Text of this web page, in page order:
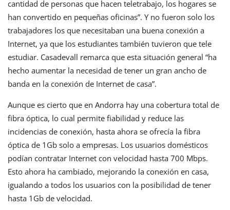
cantidad de personas que hacen teletrabajo, los hogares se
han convertido en pequeñas oficinas”. Y no fueron solo los
trabajadores los que necesitaban una buena conexión a
Internet, ya que los estudiantes también tuvieron que tele
estudiar. Casadevall remarca que esta situación general “ha
hecho aumentar la necesidad de tener un gran ancho de
banda en la conexión de Internet de casa”.
Aunque es cierto que en Andorra hay una cobertura total de
fibra óptica, lo cual permite fiabilidad y reduce las
incidencias de conexión, hasta ahora se ofrecía la fibra
óptica de 1Gb solo a empresas. Los usuarios domésticos
podían contratar Internet con velocidad hasta 700 Mbps.
Esto ahora ha cambiado, mejorando la conexión en casa,
igualando a todos los usuarios con la posibilidad de tener
hasta 1Gb de velocidad.